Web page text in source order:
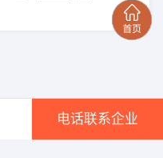
电话联系企业